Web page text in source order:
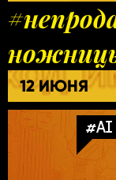
12 ИЮНЯ
#AI